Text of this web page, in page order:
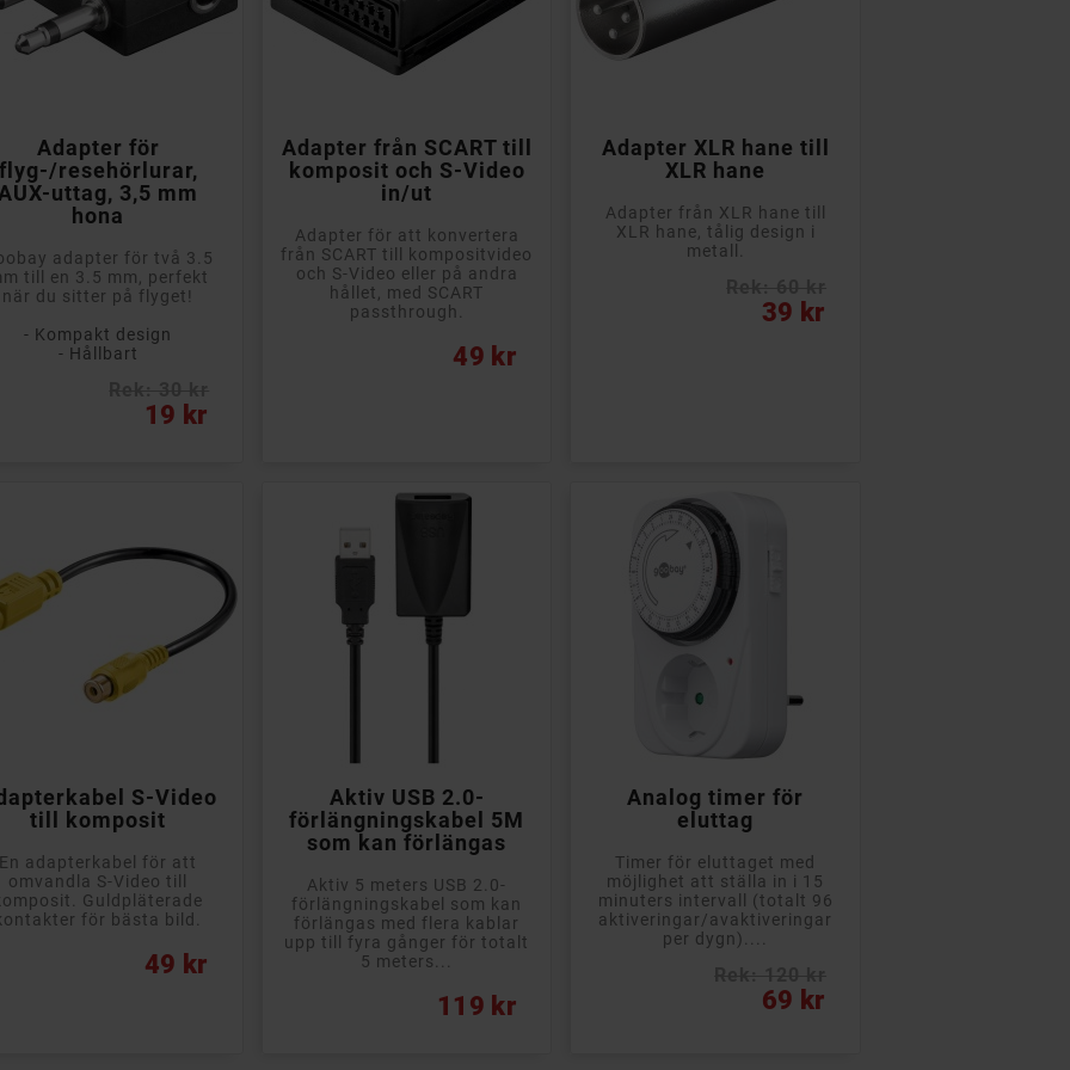
Adapter för
flyg-/resehörlurar,
AUX-uttag, 3,5 mm
hona
adapter för två 3.5
till en 3.5 mm, perfekt
när du sitter på flyget!
- Kompakt design
- Hållbart
19 kr
Adapter från SCART till
komposit och S-Video
in/ut
Adapter för att konvertera
från SCART till kompositvideo
och S-Video eller på andra
hållet, med SCART
passthrough.
49 kr
Adapter XLR hane till
XLR hane
Adapter från XLR hane till
XLR hane, tålig design i
metall.
39 kr
S-Video
till komposit
En adapterkabel för att
omvandla S-Video till
Guldpläterade
för bästa bild.
49 kr
Aktiv USB 2.0-
förlängningskabel 5M
som kan förlängas
Aktiv 5 meters USB 2.0-
förlängningskabel som kan
förlängas med flera kablar
upp till fyra gånger för totalt
5 meters...
119 kr
Lägg till i kundvagn
Analog timer för
eluttag
Timer för eluttaget med
möjlighet att ställa in i 15
minuters intervall (totalt 96
aktiveringar/avaktiveringar
per dygn)....
69 kr